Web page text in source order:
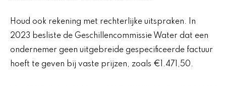
Houd ook rekening met rechterlijke uitspraken. In
2023 besliste de Geschillencommissie Water dat een
ondernemer geen uitgebreide gespecificeerde factuur
hoeft te geven bij vaste prijzen, zoals €1.471,50.